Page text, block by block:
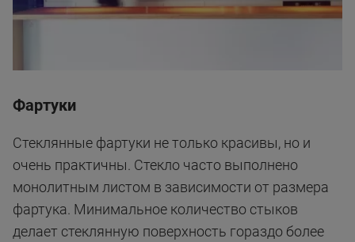
Фартуки
Стеклянные фартуки не только красивы, но и
очень практичны. Стекло часто выполнено
монолитным листом в зависимости от размера
фартука. Минимальное количество стыков
делает стеклянную поверхность гораздо более